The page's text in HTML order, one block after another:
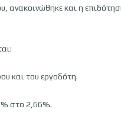
ανακοινώθηκε και η
και του εργοδότη.
στο 2,66%.